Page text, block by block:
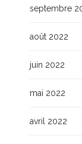
septembre
août 2022
juin 2022
mai 2022
avril 2022